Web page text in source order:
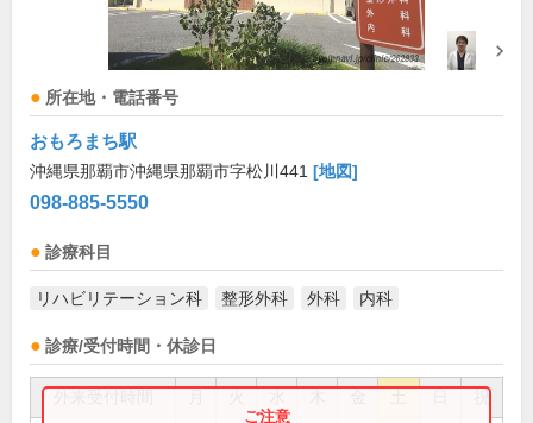
所在地・電話番号
おもろまち駅
沖縄県那覇市沖縄県那覇市字松川441 [地図]
098-885-5550
診療科目
リハビリテーション科 整形外科 外科 内科
診療/受付時間・休診日
祝